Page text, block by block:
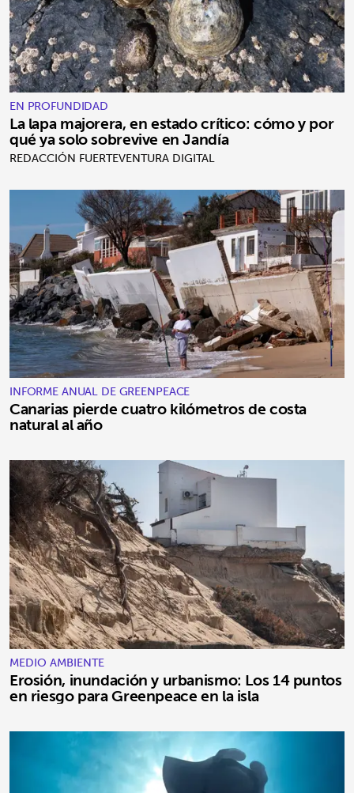
EN PROFUNDIDAD
La lapa majorera, en estado crítico: cómo y por
qué ya solo sobrevive en Jandía
REDACCIÓN FUERTEVENTURA DIGITAL
INFORME ANUAL DE GREENPEACE
Canarias pierde cuatro kilómetros de costa
natural al año
MEDIO AMBIENTE
Erosión, inundación y urbanismo: Los 14 puntos
en riesgo para Greenpeace en la isla